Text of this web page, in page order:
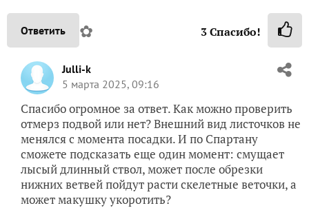
Ответить ✿ 3Спасибо!
Julli-k
5 марта 2025, 09:16
Спасибо огромное за ответ. Как можно проверить
отмерз подвой или нет? Внешний вид листочков не
менялся с момента посадки. И по Спартану
сможете подсказать еще один момент: смущает
лысый длинный ствол, может после обрезки
нижних ветвей пойдут расти скелетные веточки, а
может макушку укоротить?